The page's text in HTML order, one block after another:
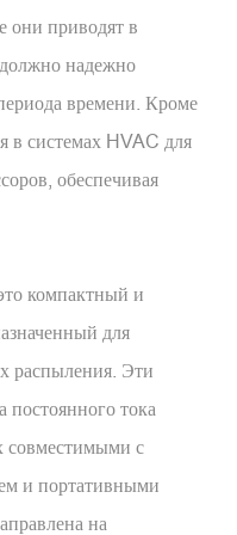
они приводят в
должно надежно
времени. Кроме
в системах HVAC для
обеспечивая
компактный и
для
распыления. Эти
постоянного тока
совместимыми с
и портативными
​​на